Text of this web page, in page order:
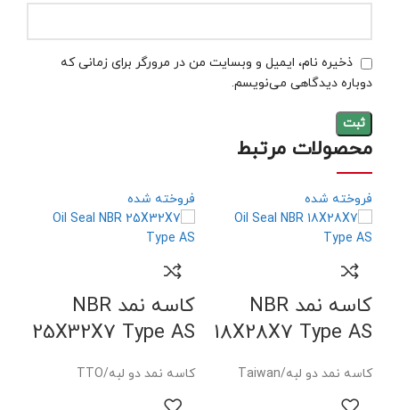
ذخیره نام، ایمیل و وبسایت من در مرورگر برای زمانی که
دوباره دیدگاهی می‌نویسم.
محصولات مرتبط
فروخته شده
کاسه نمد NBR
18X28X7 Type AS
کاسه نمد دو لبه/Taiwan
فروخته شده
کاسه نمد NBR
25X32X7 Type AS
کاسه نمد دو لبه/TTO